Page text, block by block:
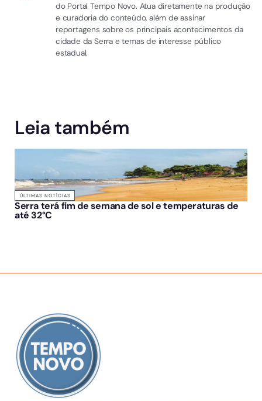
do Portal Tempo Novo. Atua diretamente na produção
e curadoria do conteúdo, além de assinar
reportagens sobre os principais acontecimentos da
cidade da Serra e temas de interesse público
estadual.
Leia também
ÚLTIMAS NOTÍCIAS
Serra terá fim de semana de sol e temperaturas de
até 32°C